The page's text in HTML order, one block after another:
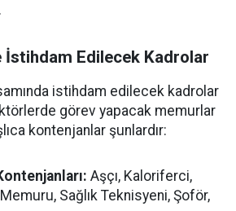
İstihdam Edilecek Kadrolar
istihdam edilecek kadrolar
görev yapacak memurlar
kontenjanlar şunlardır:
Aşçı, Kaloriferci,
Sağlık Teknisyeni, Şoför,